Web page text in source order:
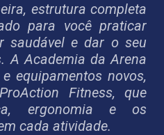
estrutura completa
para você praticar
saudável e dar o seu
A Academia da Arena
equipamentos novos,
Fitness, que
ergonomia e os
cada atividade.